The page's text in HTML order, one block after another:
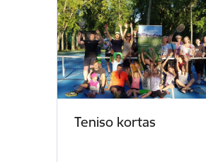
Teniso kortas